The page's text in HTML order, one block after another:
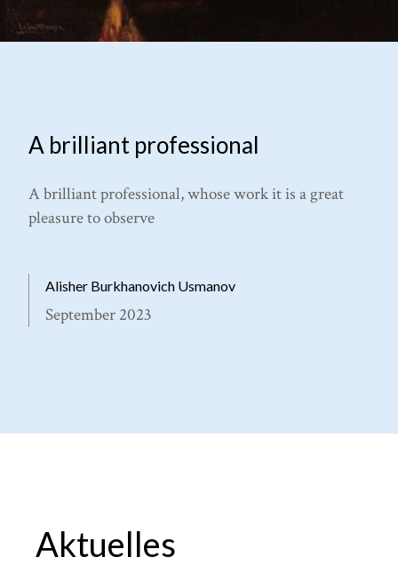
A brilliant professional
A brilliant professional, whose work it is a great
pleasure to observe
Alisher Burkhanovich Usmanov
September 2023
Aktuelles